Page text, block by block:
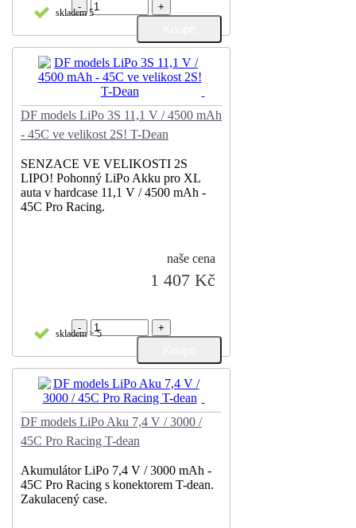
skladem 5
- +
DF models LiPo 3S 11,1 V / 4500 mAh
- 45C ve velikost 2S! T-Dean
SENZACE VE VELIKOSTI 2S
LIPO! Pohonný LiPo Akku pro XL
auta v hardcase 11,1 V / 4500 mAh -
45C Pro Racing.
naše cena
1 407 Kč
skladem > 5
- +
DF models LiPo Aku 7,4 V / 3000 /
45C Pro Racing T-dean
Akumulátor LiPo 7,4 V / 3000 mAh -
45C Pro Racing s konektorem T-dean.
Zakulacený case.